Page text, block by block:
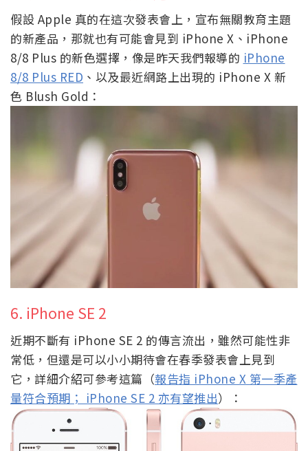
假設 Apple 真的在這次發表會上，宣布無關教育主題
的新產品，那就也有可能會見到 iPhone X、iPhone
8/8 Plus 的新色選擇，像是昨天我們報導的 iPhone
8/8 Plus RED 、以及最近網路上出現的 iPhone X 新
色 Blush Gold：
6. iPhone SE 2
近期不斷有 iPhone SE 2 的傳言流出，雖然可能性非
常低，但還是可以小小期待會在春季發表會上見到
它，詳細介紹可參考這篇（報告指 iPhone X 第一季產
量符合預期； iPhone SE 2 亦有望推出）：